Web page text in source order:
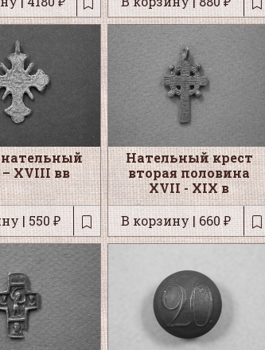
XVIII вв
| 550 ₽
Нательный крест
вторая половина
XVII - XIX в
В корзину | 660 ₽